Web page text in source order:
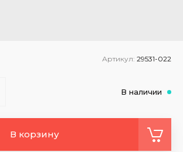
Артикул: 29531-022
В наличии
В корзину